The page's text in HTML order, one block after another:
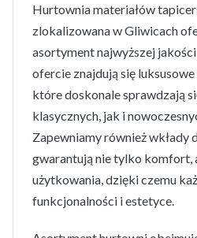
Hurtownia materiałów
zlokalizowana w Gliwicach
asortyment najwyższej
ofercie znajdują się
które doskonale sprawdzają
klasycznych, jak i
Zapewniamy również wkłady
gwarantują nie tylko komfort,
użytkowania, dzięki czemu
funkcjonalności i estetyce.